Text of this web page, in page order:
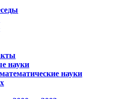
науки
науки